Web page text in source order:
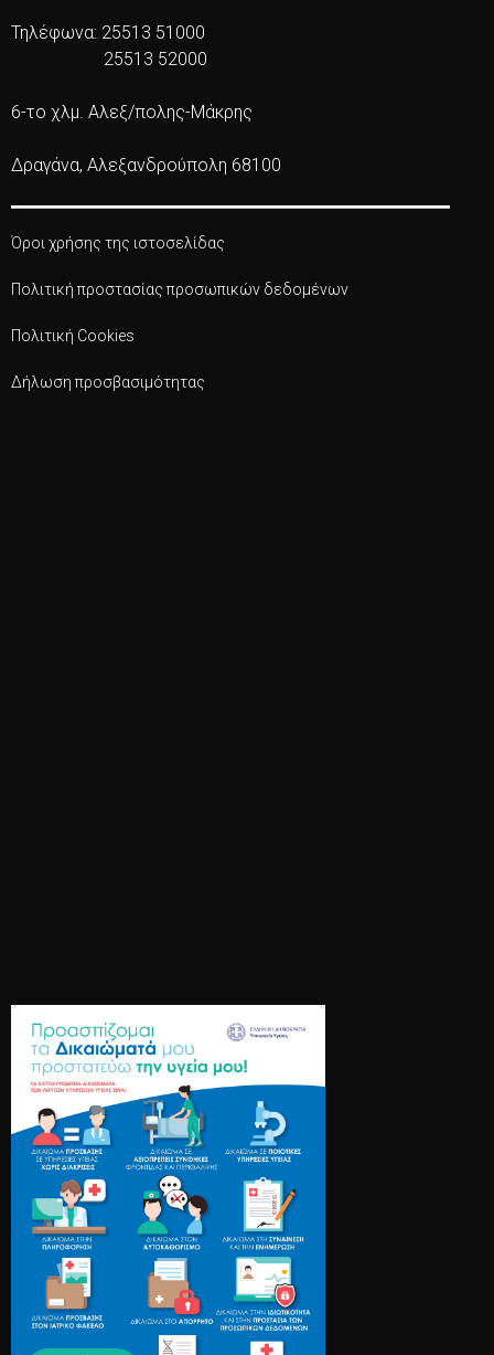
Τηλέφωνα: 25513 51000
25513 52000
6-το χλμ. Αλεξ/πολης-Μάκρης
Δραγάνα, Αλεξανδρούπολη 68100
Όροι χρήσης της ιστοσελίδας
Πολιτική προστασίας προσωπικών δεδομένων
Πολιτική Cookies
Δήλωση προσβασιμότητας